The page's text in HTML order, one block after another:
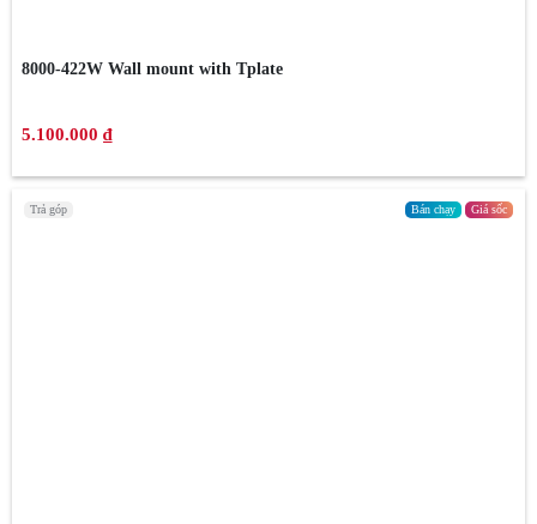
8000-422W Wall mount with Tplate
5.100.000 ₫
Bán chạy Giá sốc
Trả góp